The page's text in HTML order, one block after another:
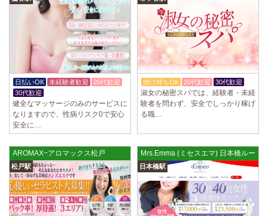
日払いOK 未経験者歓迎
20代歓迎
30代歓迎
健全なマッサージのみのサービスに
なりますので、性病リスク0で安心
安全に…
掛け持ちOK 20代歓迎 30代歓迎
淑女の秘密スパでは、経験者・未経
験者を問わず、安全でしっかり稼げ
る職…
AROMAX~アロマックス松戸
松戸駅
Mrs.Emma (ミセスエマ) 日本橋ルーム
日本橋駅